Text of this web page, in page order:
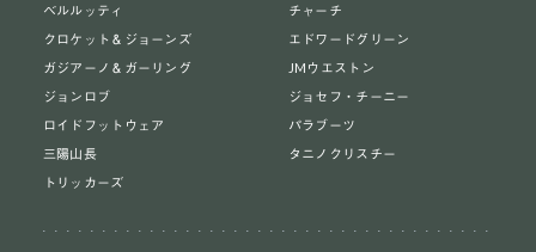
ベルルッティ
チャーチ
クロケット＆ジョーンズ
エドワードグリーン
ガジアーノ＆ガーリング
JMウエストン
ジョンロブ
ジョセフ・チーニー
ロイドフットウェア
パラブーツ
三陽山長
タニノクリスチー
トリッカーズ